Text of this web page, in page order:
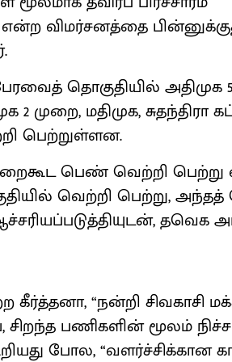
விமர்சனத்தை
தொகுதியில் அதிமுக
2 முறை, மதிமுக, சுதந்திரா
பெற்றுள்ளன.
பெண் வெற்றி
வெற்றி பெற்று, அந்தத்
தவெக
கீர்த்தனா, “நன்றி சிவகாசி
பணிகளின் மூலம்
போல, “வளர்ச்சிக்கான